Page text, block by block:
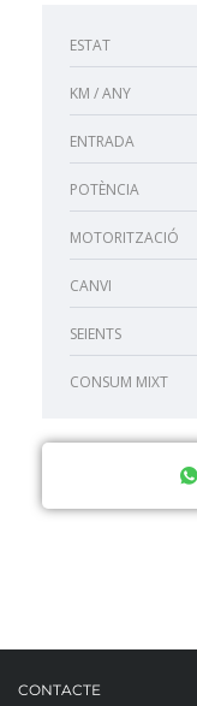
ESTAT
KM / ANY
ENTRADA
POTÈNCIA
MOTORITZACIÓ
CANVI
SEIENTS
CONSUM MIXT
CONTACTE